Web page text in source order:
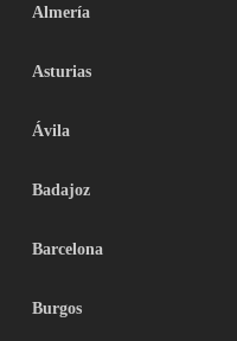
Almería
Asturias
Ávila
Badajoz
Barcelona
Burgos